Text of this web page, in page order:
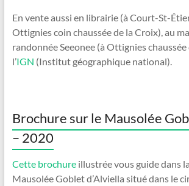
En vente aussi en librairie (à Court-St-
Ottignies coin chaussée de la Croix), au
randonnée Seeonee (à Ottignies chaussée
l’IGN (Institut géographique national).
Brochure sur le Mausolée
– 2020
Cette brochureillustrée vous guide dans
Mausolée Goblet d’Alviella situé dans le